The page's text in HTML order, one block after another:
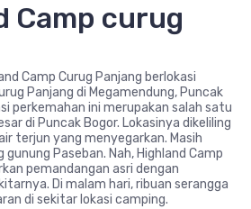
Camp curug
Camp Curug Panjang berlokasi
Panjang di Megamendung, Puncak
perkemahan ini merupakan salah satu
di Puncak Bogor. Lokasinya dikeliling
terjun yang menyegarkan. Masih
gunung Paseban. Nah, Highland Camp
pemandangan asri dengan
Di malam hari, ribuan serangga
di sekitar lokasi camping.